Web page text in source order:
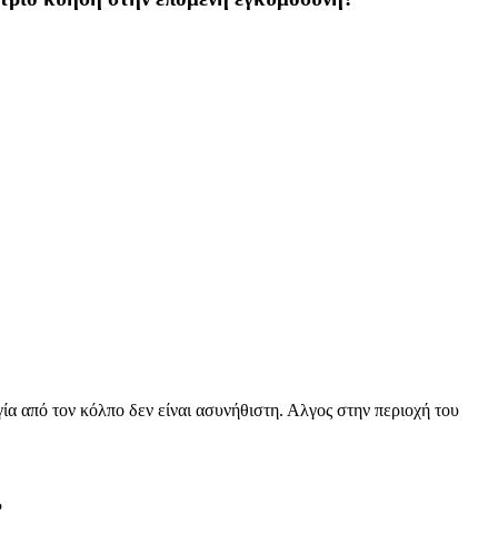
τον κόλπο δεν είναι ασυνήθιστη. Αλγος στην περιοχή του